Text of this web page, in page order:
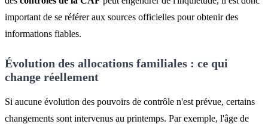
important de se référer aux sources officielles pour obtenir des
informations fiables.
Évolution des allocations familiales : ce qui
change réellement
Si aucune évolution des pouvoirs de contrôle n'est prévue, certains
changements sont intervenus au printemps. Par exemple, l'âge de